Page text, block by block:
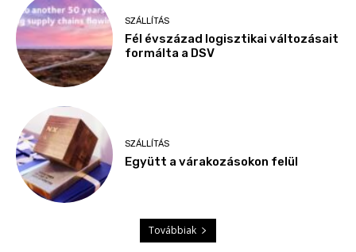
SZÁLLÍTÁS
Fél évszázad logisztikai változásait
formálta a DSV
SZÁLLÍTÁS
Együtt a várakozásokon felül
Továbbiak